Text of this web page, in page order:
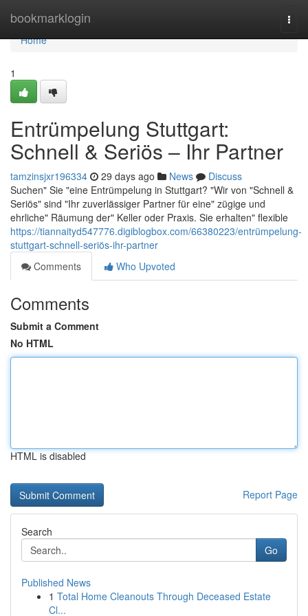
bookmarklogin
Home
Home
1
Entrümpelung Stuttgart:
Schnell & Seriös – Ihr Partner
tamzinsjxr196334 29 days ago News
Discuss
Suchen" Sie "eine Entrümpelung in Stuttgart? "Wir von "Schnell &
Seriös" sind "Ihr zuverlässiger Partner für eine" zügige und
ehrliche" Räumung der" Keller oder Praxis. Sie erhalten" flexible
https://tiannaityd547776.digiblogbox.com/66380223/entrümpelung-
stuttgart-schnell-seriös-ihr-partner
Comments
Who Upvoted
Comments
Submit a Comment
No HTML
HTML is disabled
Report Page
Search
Go
Published News
1 Total Home Cleanouts Through Deceased Estate
Cl...